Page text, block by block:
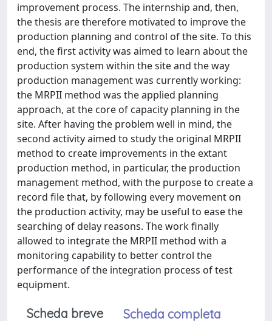
improvement process. The internship and, then,
the thesis are therefore motivated to improve the
production planning and control of the site. To this
end, the first activity was aimed to learn about the
production system within the site and the way
production management was currently working:
the MRPII method was the applied planning
approach, at the core of capacity planning in the
site. After having the problem well in mind, the
second activity aimed to study the original MRPII
method to create improvements in the extant
production method, in particular, the production
management method, with the purpose to create a
record file that, by following every movement on
the production activity, may be useful to ease the
searching of delay reasons. The work finally
allowed to integrate the MRPII method with a
monitoring capability to better control the
performance of the integration process of test
equipment.
Scheda breve Scheda completa